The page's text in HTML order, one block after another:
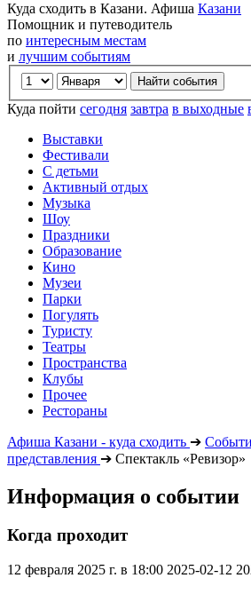
Куда сходить в Казани. Афиша Казани
Помощник и путеводитель
по интересным местам
и лучшим событиям
Куда пойти сегодня завтра в выходные
Выставки
Фестивали
С детьми
Активный отдых
Музыка
Шоу
Праздники
Образование
Кино
Музеи
Парки
Погулять
Туристу
Театры
Пространства
Клубы
Прочее
Рестораны
Афиша Казани - куда сходить ➔
представления ➔ Спектакль «Ревизор»
Информация о событии
Когда проходит
12 февраля 2025 г. в 18:00 2025-02-12